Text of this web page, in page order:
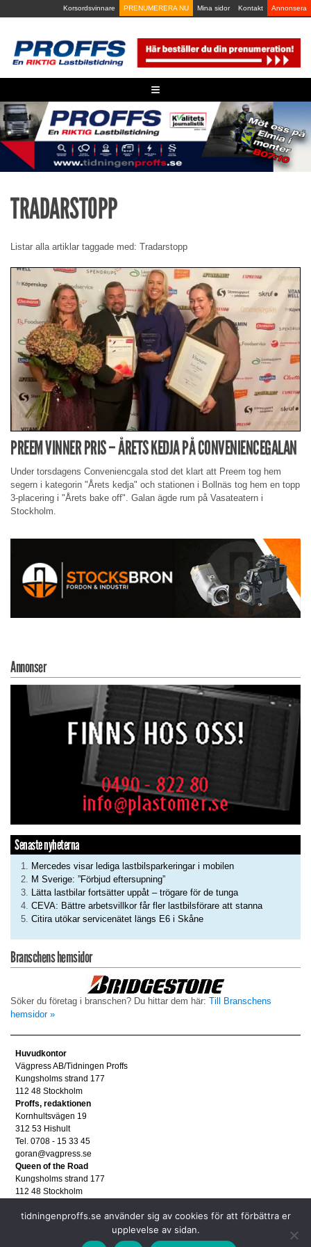
to
Korsordsvinnare PRENUMERERA NU Mina sidor Kontakt Annonsera
≡
TRADARSTOPP
Listar alla artiklar taggade med: Tradarstopp
PREEM VINNER PRIS – ÅRETS KEDJA PÅ CONVENIENCEGALAN
Under torsdagens Conveniencgala stod det klart att Preem tog hem
segern i kategorin "Årets kedja" och stationen i Bollnäs tog hem en topp
3-placering i "Årets bake off". Galan ägde rum på Vasateatern i
Stockholm.
Annonser
Senaste nyheterna
Mercedes visar lediga lastbilsparkeringar i mobilen
M Sverige: ”Förbjud eftersupning”
Lätta lastbilar fortsätter uppåt – trögare för de tunga
CEVA: Bättre arbetsvillkor får fler lastbilsförare att stanna
Citira utökar servicenätet längs E6 i Skåne
Branschens hemsidor
Söker du företag i branschen? Du hittar dem här: Till Branschens
hemsidor »
Huvudkontor
Vägpress AB/Tidningen Proffs
Kungsholms strand 177
112 48 Stockholm
Proffs, redaktionen
Kornhultsvägen 19
312 53 Hishult
Tel. 0708 - 15 33 45
goran@vagpress.se
Queen of the Road
Kungsholms strand 177
112 48 Stockholm
Tel. 08 - 653 83 80
tidningenproffs.se använder sig av cookies för att förbättra er
upplevelse av sidan.